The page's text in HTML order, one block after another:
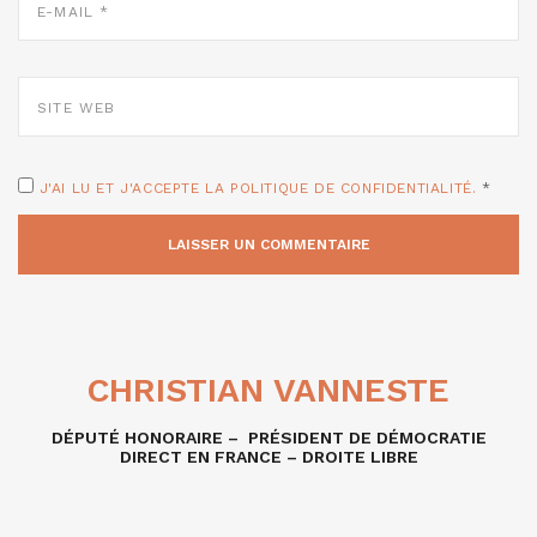
MAIL
WEB
J'AI LU ET J'ACCEPTE LA POLITIQUE DE CONFIDENTIALITÉ. *
CHRISTIAN VANNESTE
DÉPUTÉ HONORAIRE – PRÉSIDENT DE DÉMOCRATIE
DIRECT EN FRANCE – DROITE LIBRE